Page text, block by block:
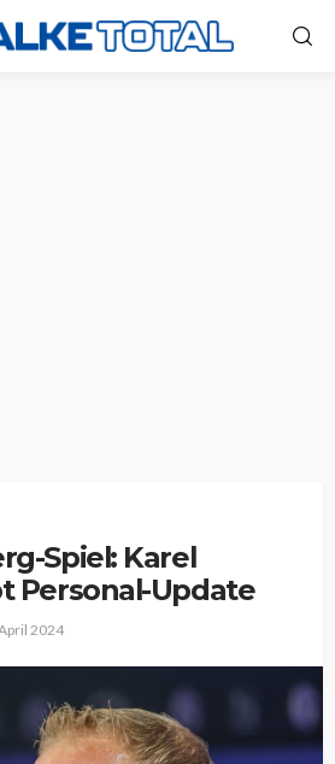
Spiel: Karel
Personal-Update
2024